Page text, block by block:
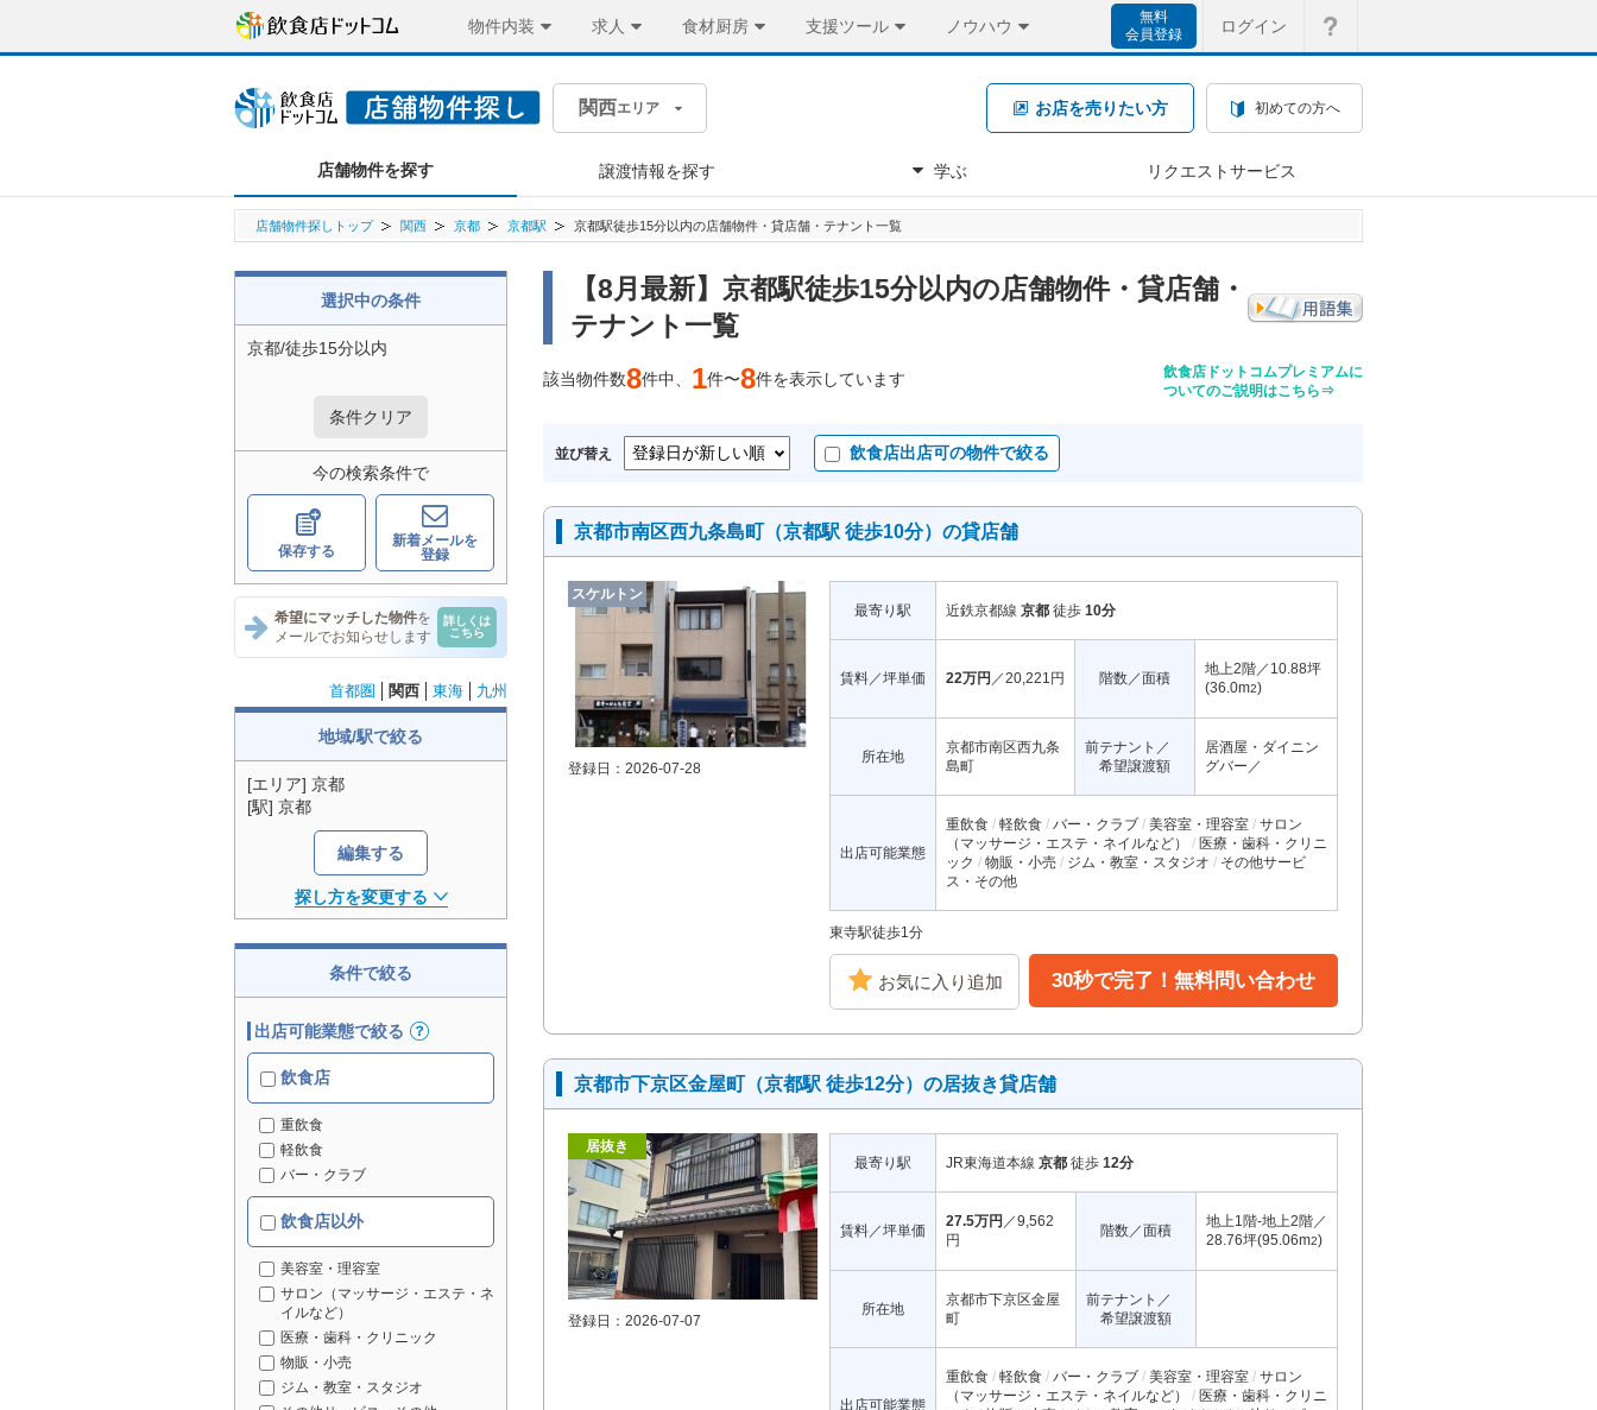
物件内装 求人 食材厨房 支援ツール ノウハウ
無料
会員登録
ログイン
関西エリア お店を売りたい方 初めての方へ
店舗物件を探す 譲渡情報を探す 学ぶ リクエストサービス
店舗物件探しトップ 関西 京都 京都駅 京都駅徒歩15分以内の店舗物件・貸店舗・テナント一覧
選択中の条件
京都/徒歩15分以内
条件クリア
今の検索条件で
保存する
新着メールを
登録
希望にマッチした物件を
メールでお知らせします
詳しくは
こちら
首都圏 関西 東海 九州
地域/駅で絞る
[エリア] 京都
[駅] 京都
編集する
探し方を変更する
条件で絞る
出店可能業態で絞る
飲食店
重飲食
軽飲食
バー・クラブ
飲食店以外
美容室・理容室
サロン（マッサージ・エステ・ネ
イルなど）
医療・歯科・クリニック
物販・小売
ジム・教室・スタジオ
【8月最新】京都駅徒歩15分以内の店舗物件・貸店舗・
テナント一覧
該当物件数8件中、 1件〜8件を表示しています
飲食店ドットコムプレミアムに
ついてのご説明はこちら⇒
並び替え 飲食店出店可の物件で絞る
京都市南区西九条島町（京都駅 徒歩10分）の貸店舗
スケルトン
登録日：2026-07-28
最寄り駅 近鉄京都線 京都 徒歩 10分
賃料／坪単価 22万円 ／20,221円 階数／面積
地上2階／10.88坪
(36.0m2)
所在地
京都市南区西九条
島町
前テナント／
希望譲渡額
居酒屋・ダイニン
グバー／
出店可能業態
重飲食 軽飲食 バー・クラブ 美容室・理容室
サロン
（マッサージ・エステ・ネイルなど）
医療・歯科・クリニ
ック
物販・小売 ジム・教室・スタジオ
その他サービ
ス・その他
東寺駅徒歩1分
お気に入り追加 30秒で完了！無料問い合わせ
京都市下京区金屋町（京都駅 徒歩12分）の居抜き貸店舗
居抜き
登録日：2026-07-07
最寄り駅 JR東海道本線 京都 徒歩 12分
賃料／坪単価
27.5万円 ／9,562
円
階数／面積
地上1階-地上2階／
28.76坪(95.06m2)
所在地
京都市下京区金屋
町
前テナント／
希望譲渡額
出店可能業態
重飲食 軽飲食 バー・クラブ 美容室・理容室
サロン
（マッサージ・エステ・ネイルなど）
医療・歯科・クリニ